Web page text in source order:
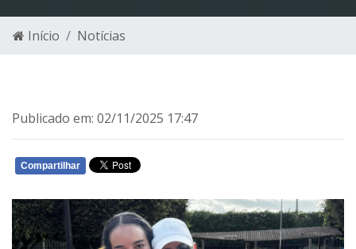
Início Notícias
Publicado em: 02/11/2025 17:47
Compartilhar